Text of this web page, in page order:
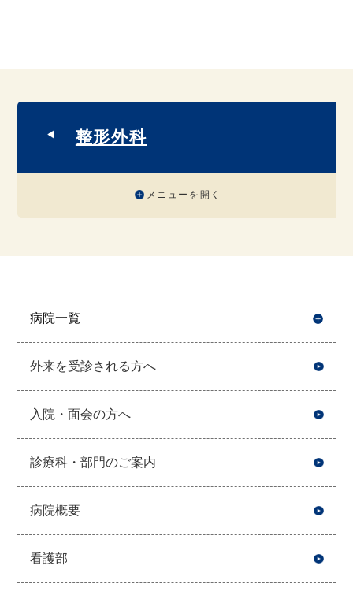
整形外科
メニューを開く
病院一覧
外来を受診される方へ
入院・面会の方へ
診療科・部門のご案内
病院概要
看護部